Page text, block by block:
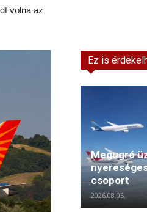
volna az
Ez is
Megugró
csoport
2026.08.05.